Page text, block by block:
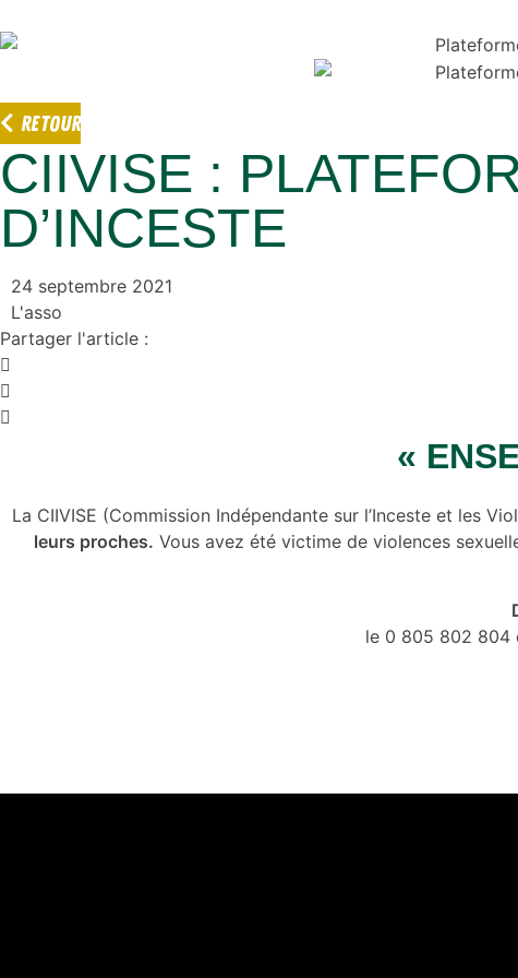
RETOUR
CIIVISE :
D’INCESTE
24 septembre 2021
L'asso
Partager l'article :
«
La CIIVISE (Commission Indépendante sur l’Inceste et les
leurs proches. Vous avez été victime de violences
le 0 805 802 804